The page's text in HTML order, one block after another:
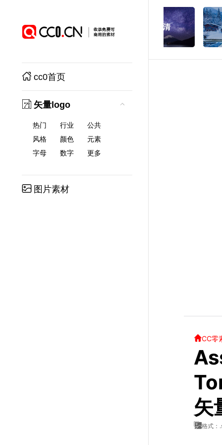
cc0首页
矢量logo
热门 行业
公共
风格
颜色
元素
字母
数字 更多
图片素材
CC零
矢
格式：